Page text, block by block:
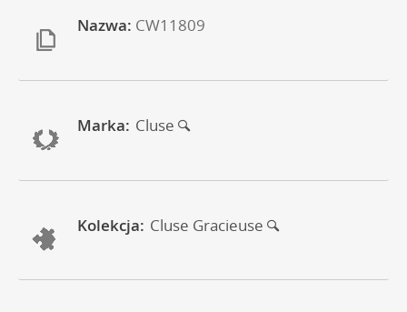
Nazwa: CW11809
Marka: Cluse
Kolekcja: Cluse Gracieuse